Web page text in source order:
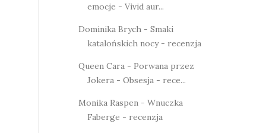
emocje - Vivid aur...
Dominika Brych - Smaki
katalońskich nocy - recenzja
Queen Cara - Porwana przez
Jokera - Obsesja - rece...
Monika Raspen - Wnuczka
Faberge - recenzja